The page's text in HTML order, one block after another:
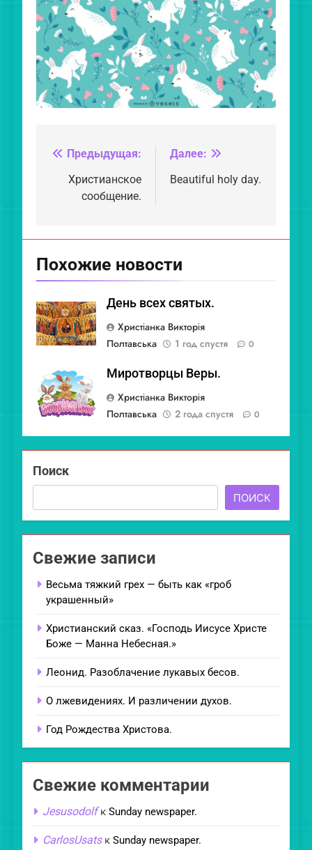
Навигация
по
записям
Предыдущая:
Христианское
сообщение.
Далее:
Beautiful holy day.
Похожие новости
День всех святых.
Христіанка Викторія
Полтавська
1 год спустя 0
Миротворцы Веры.
Христіанка Викторія
Полтавська
2 года спустя 0
Поиск
ПОИСК
Свежие записи
Весьма тяжкий грех — быть как «гроб
украшенный»
Христианский сказ. «Господь Иисусе Христе
Боже — Манна Небесная.»
Леонид. Разоблачение лукавых бесов.
О лжевидениях. И различении духов.
Год Рождества Христова.
Свежие комментарии
Jesusodolfк Sunday newspaper.
CarlosUsatsк Sunday newspaper.